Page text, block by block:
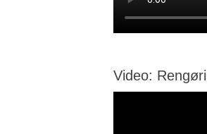
Video: